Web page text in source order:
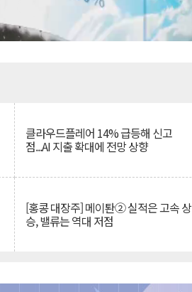
클라우드플레어 14% 급등해 신고
점...AI 지출 확대에 전망 상향
[홍콩 대장주] 메이퇀② 실적은 고속 상
승, 밸류는 역대 저점